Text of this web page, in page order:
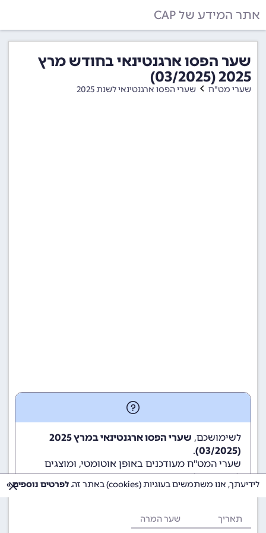
אתר המידע של CAP
שער הפסו ארגנטינאי בחודש מרץ
2025 (03/2025)
שערי מט"ח שערי הפסו ארגנטינאי לשנת 2025
לשימושכם,
שערי הפסו ארגנטינאי במרץ 2025
(03/2025)
.
שערי המט"ח מעודכנים באופן אוטומטי, ומוצגים
לשימוש גולשי ומשתמשי האתר.
תאריך שער המרה
לידיעתך, אנו משתמשים בעוגיות (cookies) באתר זה. לפרטים נוספים »